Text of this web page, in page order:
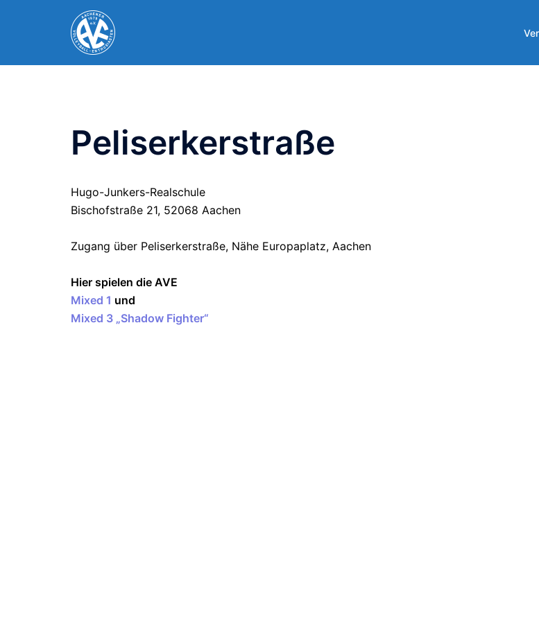
Peliserkerstraße
Hugo-Junkers-Realschule
Bischofstraße 21, 52068 Aachen
Zugang über Peliserkerstraße, Nähe Europaplatz, Aachen
Hier spielen die AVE
Mixed 1 und
Mixed 3 „Shadow Fighter“